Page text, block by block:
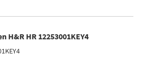
H&R HR 12253001KEY4